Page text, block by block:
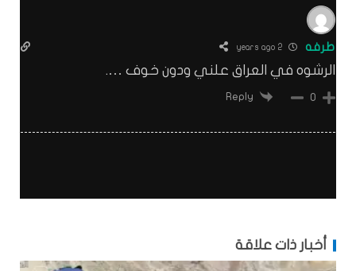
طرفه
الرشوه في العراق علني ودون خوف ….
0
Reply
أخبار ذات علاقة